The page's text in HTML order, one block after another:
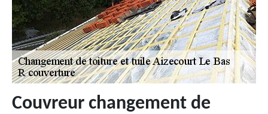
Couvreur changement de